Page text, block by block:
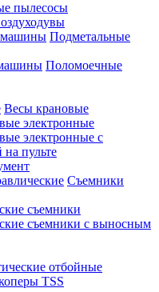
пылесосы
Подметальные
Поломоечные
Весы крановые
электронные
электронные с
пульте
Съемники
съемники
cъемники с выносным
отбойные
TSS